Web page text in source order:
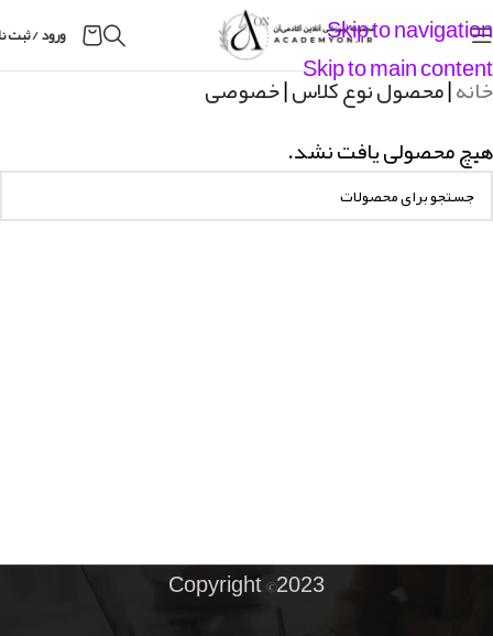
Skip to navigation
Skip to main content
ورود / ثبت
خانه|محصول نوع کلاس|خصوصی
هیچ محصولی یافت نشد.
Copyright ©2023